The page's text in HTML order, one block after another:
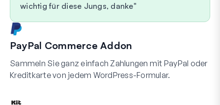
wichtig für diese Jungs, danke
PayPal Commerce Addon
Sammeln Sie ganz einfach Zahlungen mit PayPal oder
Kreditkarte von jedem WordPress-Formular.